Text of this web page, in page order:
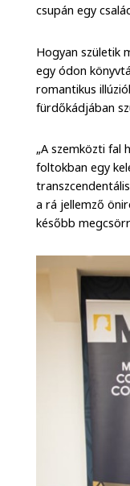
csupán egy
Hogyan születik
egy ódon
romantikus
fürdőkádjában
„A szemközti fal
foltokban egy
a rá jellemző
később